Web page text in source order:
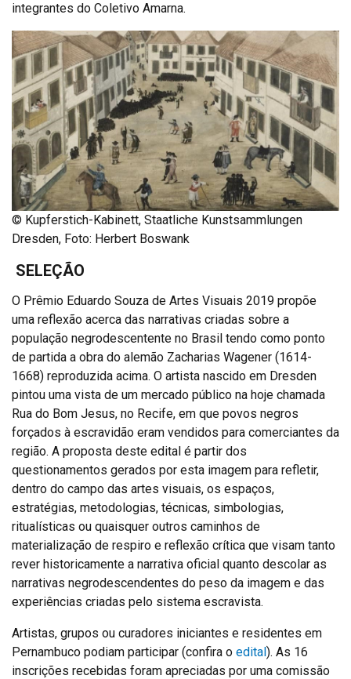
integrantes do Coletivo Amarna.
© Kupferstich-Kabinett, Staatliche Kunstsammlungen
Dresden, Foto: Herbert Boswank
SELEÇÃO
O Prêmio Eduardo Souza de Artes Visuais 2019 propõe
uma reflexão acerca das narrativas criadas sobre a
população negrodescentente no Brasil tendo como ponto
de partida a obra do alemão Zacharias Wagener (1614-
1668) reproduzida acima. O artista nascido em Dresden
pintou uma vista de um mercado público na hoje chamada
Rua do Bom Jesus, no Recife, em que povos negros
forçados à escravidão eram vendidos para comerciantes da
região. A proposta deste edital é partir dos
questionamentos gerados por esta imagem para refletir,
dentro do campo das artes visuais, os espaços,
estratégias, metodologias, técnicas, simbologias,
ritualísticas ou quaisquer outros caminhos de
materialização de respiro e reflexão crítica que visam tanto
rever historicamente a narrativa oficial quanto descolar as
narrativas negrodescendentes do peso da imagem e das
experiências criadas pelo sistema escravista.
Artistas, grupos ou curadores iniciantes e residentes em
Pernambuco podiam participar (confira o edital). As 16
inscrições recebidas foram apreciadas por uma comissão